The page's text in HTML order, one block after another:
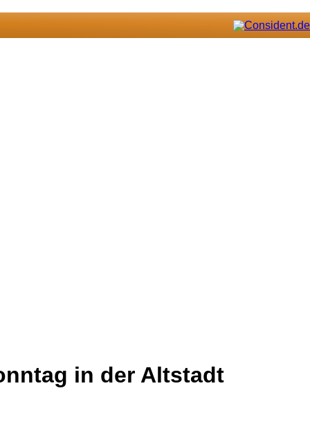
in der Altstadt